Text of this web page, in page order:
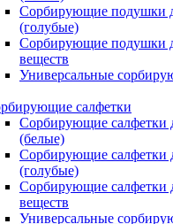
Сорбирующие подушки
(голубые)
Сорбирующие подушки
веществ
Универсальные
салфетки
Сорбирующие салфетки
(белые)
Сорбирующие салфетки
(голубые)
Сорбирующие салфетки
веществ
Универсальные